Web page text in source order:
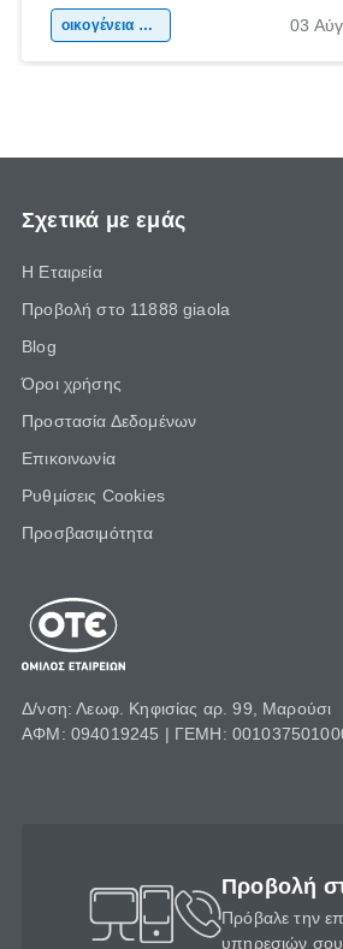
χώρας. Είτε πρόκειται για λίγες μέρες
οικογένεια & παιδί 03
Σχετικά με εμάς
Η Εταιρεία
Προβολή στο 11888 giaola
Blog
Όροι χρήσης
Προστασία Δεδομένων
Επικοινωνία
Ρυθμίσεις Cookies
Προσβασιμότητα
Δ/νση: Λεωφ. Κηφισίας αρ. 99, Μαρούσι
ΑΦΜ: 094019245 | ΓΕΜΗ:
Προβολή
Πρόβαλε την
υπηρεσιών σου.